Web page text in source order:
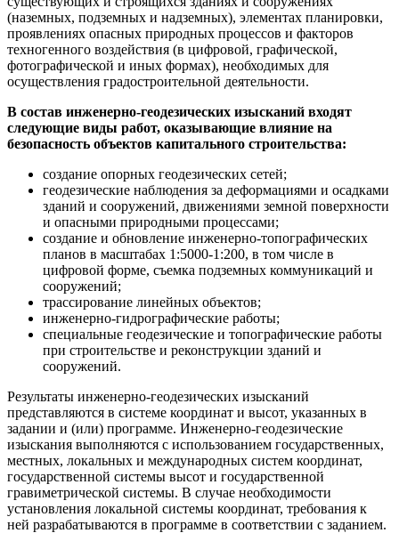
(наземных, подземных и надземных), элементах планировки,
проявлениях опасных природных процессов и факторов
техногенного воздействия (в цифровой, графической,
фотографической и иных формах), необходимых для
осуществления градостроительной деятельности.
В состав инженерно-геодезических изысканий входят
следующие виды работ, оказывающие влияние на
безопасность объектов капитального строительства:
создание опорных геодезических сетей;
геодезические наблюдения за деформациями и осадками
зданий и сооружений, движениями земной поверхности
и опасными природными процессами;
создание и обновление инженерно-топографических
планов в масштабах 1:5000-1:200, в том числе в
цифровой форме, съемка подземных коммуникаций и
сооружений;
трассирование линейных объектов;
инженерно-гидрографические работы;
специальные геодезические и топографические работы
при строительстве и реконструкции зданий и
сооружений.
Результаты инженерно-геодезических изысканий
представляются в системе координат и высот, указанных в
задании и (или) программе. Инженерно-геодезические
изыскания выполняются с использованием государственных,
местных, локальных и международных систем координат,
государственной системы высот и государственной
гравиметрической системы. В случае необходимости
установления локальной системы координат, требования к
ней разрабатываются в программе в соответствии с заданием.